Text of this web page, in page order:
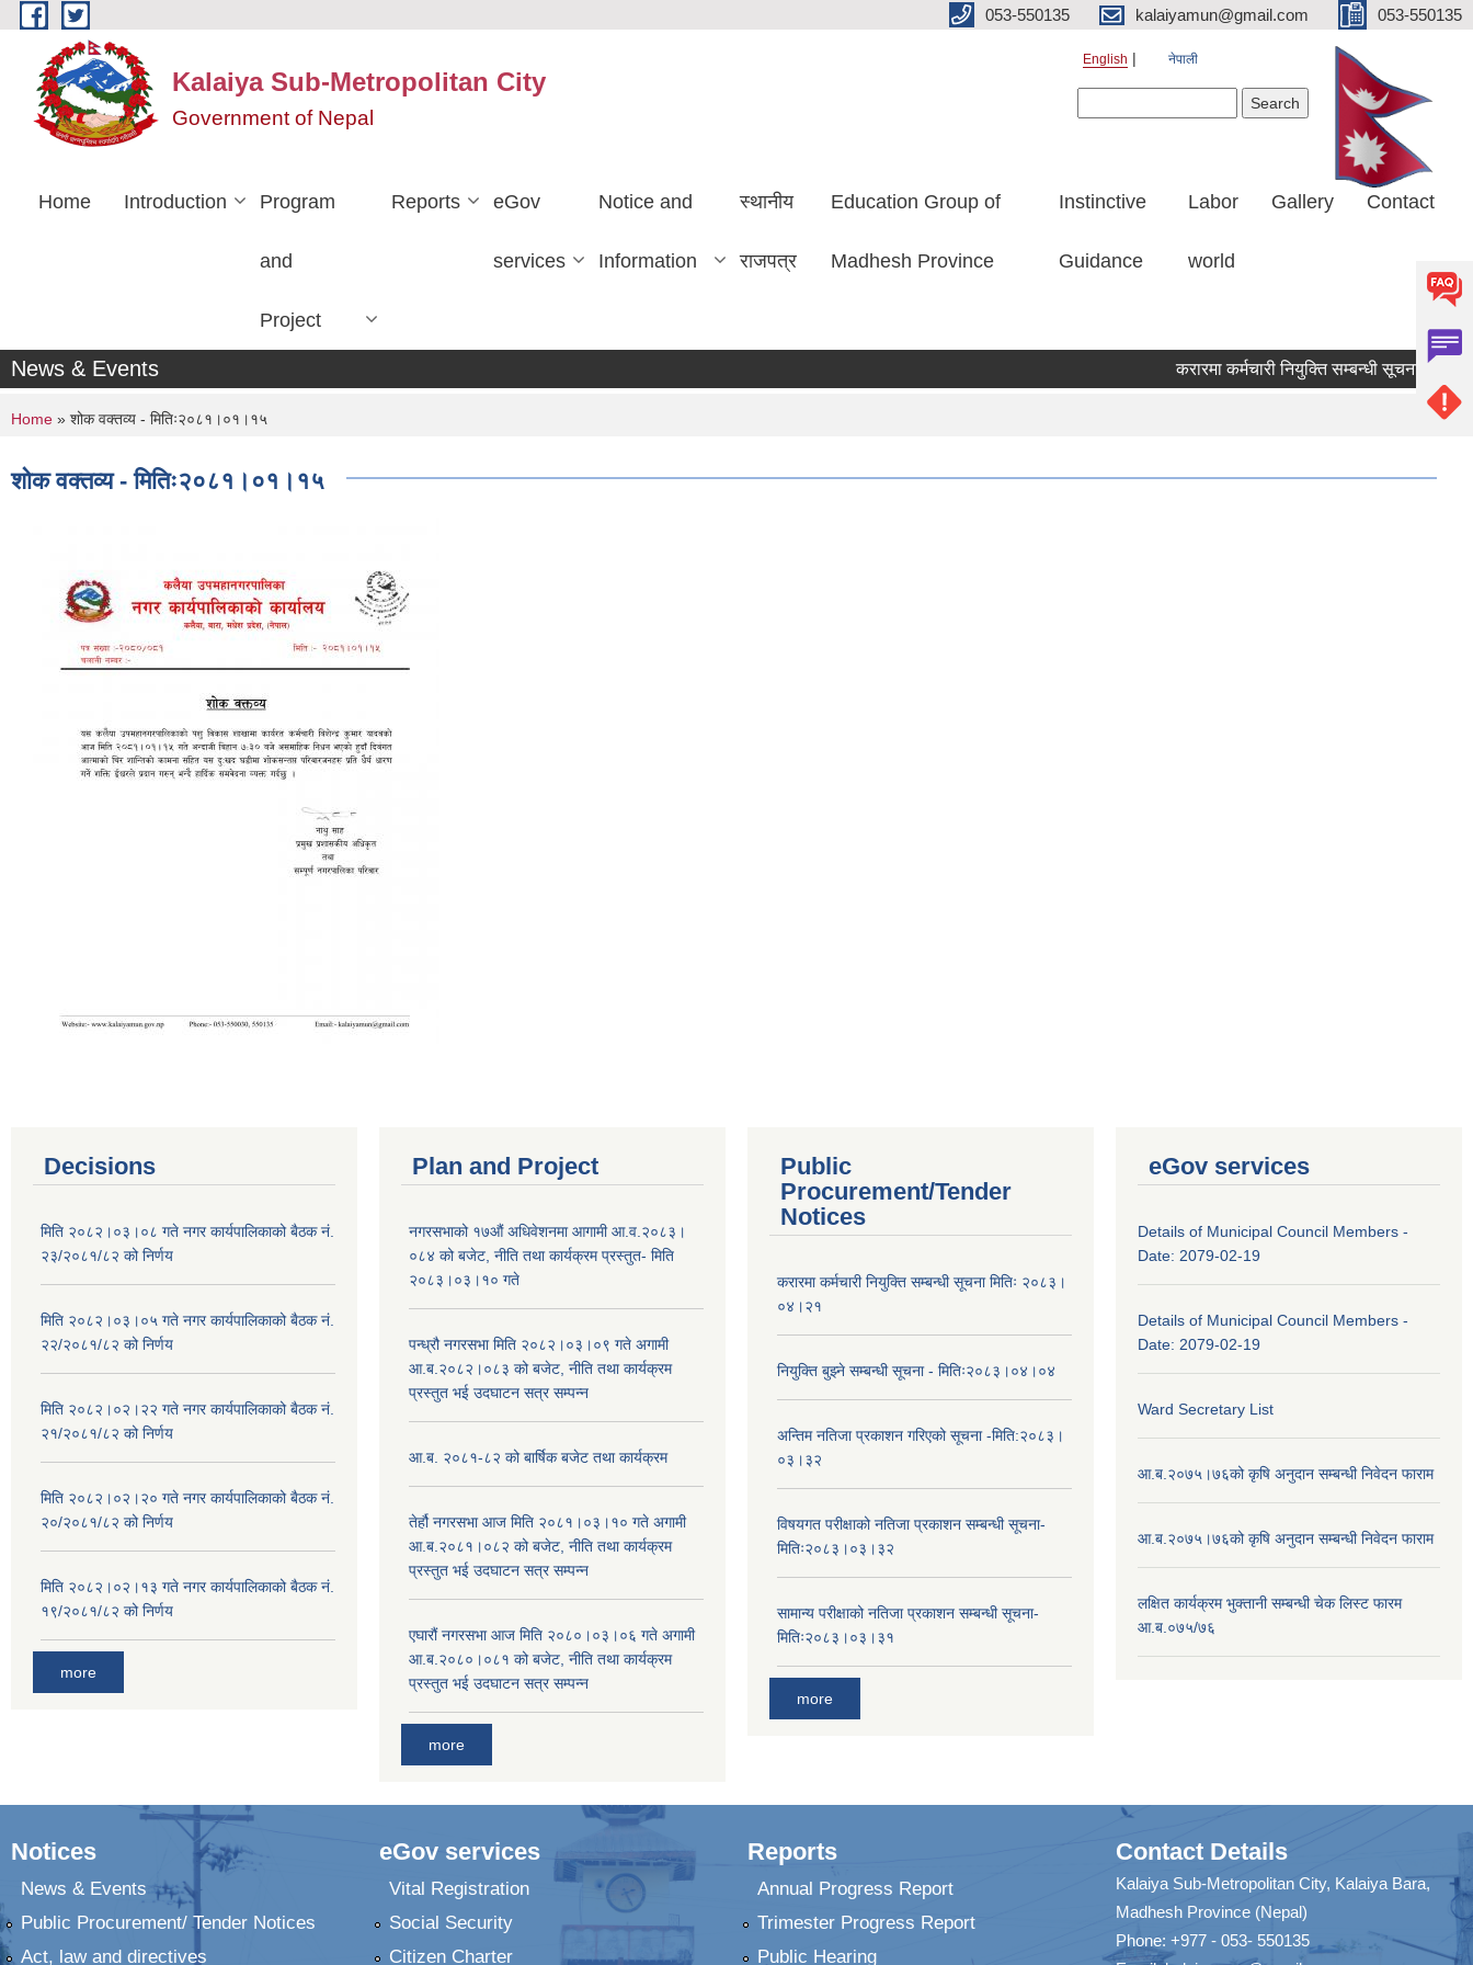
Skip to main content 053-550135 kalaiyamun@gmail.com 053-550135
Kalaiya Sub-Metropolitan City
Government of Nepal
English नेपाली
Home Introduction Program
and
Project
Reports eGov
services
Notice and
Information
स्थानीय
राजपत्र
Education Group of
Madhesh Province
Instinctive
Guidance
Labor
world
Gallery Contact
News & Events करारमा कर्मचारी नियुक्ति सम्बन्धी सूचना मितिः
You are here
Home » शोक वक्तव्य - मितिः२०८१।०१।१५
शोक वक्तव्य - मितिः२०८१।०१।१५
Decisions
मिति २०८२।०३।०८ गते नगर कार्यपालिकाको बैठक नं.
२३/२०८१/८२ को निर्णय
मिति २०८२।०३।०५ गते नगर कार्यपालिकाको बैठक नं.
२२/२०८१/८२ को निर्णय
मिति २०८२।०२।२२ गते नगर कार्यपालिकाको बैठक नं.
२१/२०८१/८२ को निर्णय
मिति २०८२।०२।२० गते नगर कार्यपालिकाको बैठक नं.
२०/२०८१/८२ को निर्णय
मिति २०८२।०२।१३ गते नगर कार्यपालिकाको बैठक नं.
१९/२०८१/८२ को निर्णय
more
Plan and Project
नगरसभाको १७औं अधिवेशनमा आगामी आ.व.२०८३।
०८४ को बजेट, नीति तथा कार्यक्रम प्रस्तुत- मिति
२०८३।०३।१० गते
पन्ध्रौ नगरसभा मिति २०८२।०३।०९ गते अगामी
आ.ब.२०८२।०८३ को बजेट, नीति तथा कार्यक्रम
प्रस्तुत भई उदघाटन सत्र सम्पन्न
आ.ब. २०८१-८२ को बार्षिक बजेट तथा कार्यक्रम
तेर्हौ नगरसभा आज मिति २०८१।०३।१० गते अगामी
आ.ब.२०८१।०८२ को बजेट, नीति तथा कार्यक्रम
प्रस्तुत भई उदघाटन सत्र सम्पन्न
एघारौं नगरसभा आज मिति २०८०।०३।०६ गते अगामी
आ.ब.२०८०।०८१ को बजेट, नीति तथा कार्यक्रम
प्रस्तुत भई उदघाटन सत्र सम्पन्न
more
Public
Procurement/Tender
Notices
करारमा कर्मचारी नियुक्ति सम्बन्धी सूचना मितिः २०८३।
०४।२१
नियुक्ति बुझ्ने सम्बन्धी सूचना - मितिः२०८३।०४।०४
अन्तिम नतिजा प्रकाशन गरिएको सूचना -मिति:२०८३।
०३।३२
विषयगत परीक्षाको नतिजा प्रकाशन सम्बन्धी सूचना-
मितिः२०८३।०३।३२
सामान्य परीक्षाको नतिजा प्रकाशन सम्बन्धी सूचना-
मितिः२०८३।०३।३१
more
eGov services
Details of Municipal Council Members -
Date: 2079-02-19
Details of Municipal Council Members -
Date: 2079-02-19
Ward Secretary List
आ.ब.२०७५।७६को कृषि अनुदान सम्बन्धी निवेदन फाराम
आ.ब.२०७५।७६को कृषि अनुदान सम्बन्धी निवेदन फाराम
लक्षित कार्यक्रम भुक्तानी सम्बन्धी चेक लिस्ट फारम
आ.ब.०७५/७६
Notices
News & Events
Public Procurement/ Tender Notices
Act, law and directives
eGov services
Vital Registration
Social Security
Citizen Charter
Reports
Annual Progress Report
Trimester Progress Report
Public Hearing
Contact Details
Kalaiya Sub-Metropolitan City, Kalaiya Bara,
Madhesh Province (Nepal)
Phone: +977 - 053- 550135